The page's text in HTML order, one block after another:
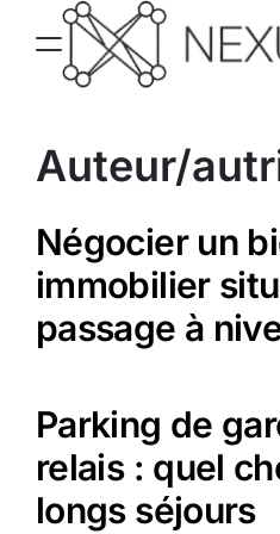
content
Auteur/
Négocier un
immobilier
passage à
Parking de
relais : quel
longs séjours